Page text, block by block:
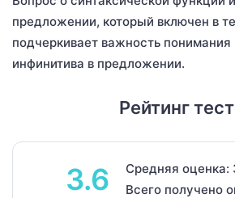
предложении, который включен в
подчеркивает важность понимания
инфинитива в предложении.
Рейтинг
3.6
Средняя оценка:
Всего получено